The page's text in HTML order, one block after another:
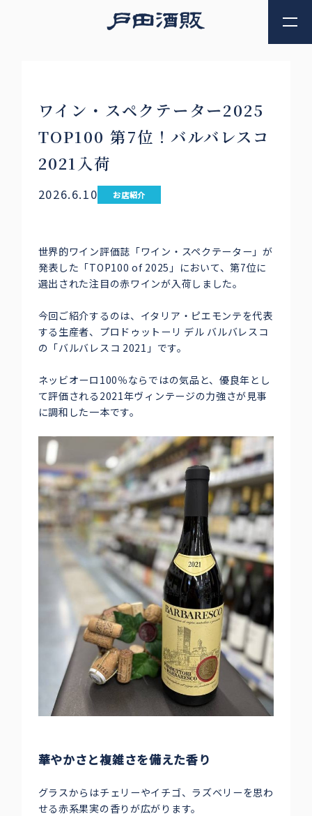
ワイン・スペクテーター2025
TOP100 第7位！バルバレスコ
2021入荷
2026.6.10 お店紹介
世界的ワイン評価誌「ワイン・スペクテーター」が
発表した「TOP100 of 2025」において、第7位に
選出された注目の赤ワインが入荷しました。
今回ご紹介するのは、イタリア・ピエモンテを代表
する生産者、プロドゥットーリ デル バルバレスコ
の「バルバレスコ 2021」です。
ネッビオーロ100％ならではの気品と、優良年とし
て評価される2021年ヴィンテージの力強さが見事
に調和した一本です。
華やかさと複雑さを備えた香り
グラスからはチェリーやイチゴ、ラズベリーを思わ
せる赤系果実の香りが広がります。